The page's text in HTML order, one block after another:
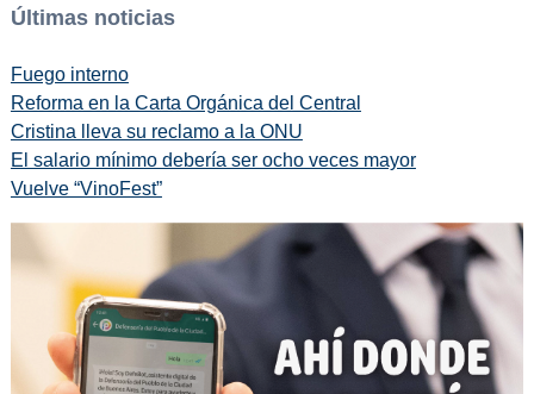
Últimas noticias
Fuego interno
Reforma en la Carta Orgánica del Central
Cristina lleva su reclamo a la ONU
El salario mínimo debería ser ocho veces mayor
Vuelve “VinoFest”